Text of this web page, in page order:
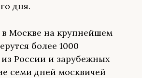
дня.
Москве на крупнейшем
более 1000
России и зарубежных
семи дней москвичей